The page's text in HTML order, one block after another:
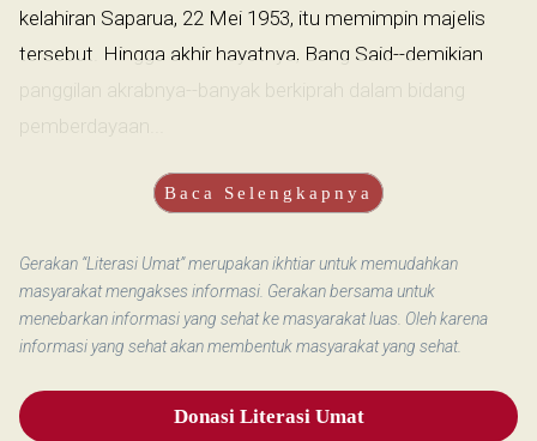
kelahiran Saparua, 22 Mei 1953, itu memimpin majelis
tersebut. Hingga akhir hayatnya, Bang Said--demikian
panggilan akrabnya--banyak berkiprah dalam bidang
pemberdayaan...
Baca Selengkapnya
Gerakan “Literasi Umat” merupakan ikhtiar untuk memudahkan
masyarakat mengakses informasi. Gerakan bersama untuk
menebarkan informasi yang sehat ke masyarakat luas. Oleh karena
informasi yang sehat akan membentuk masyarakat yang sehat.
Donasi Literasi Umat